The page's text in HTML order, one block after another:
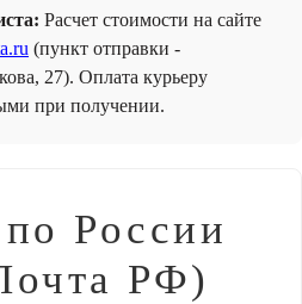
Расчет стоимости на сайте
(пункт отправки -
27). Оплата курьеру
при получении.
России
РФ)